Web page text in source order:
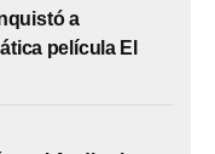
a
película El